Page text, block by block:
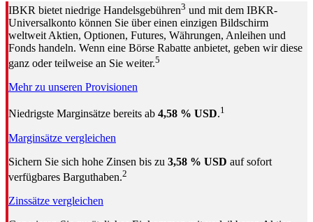
IBKR bietet niedrige Handelsgebühren3 und mit dem IBKR-
Universalkonto können Sie über einen einzigen Bildschirm
weltweit Aktien, Optionen, Futures, Währungen, Anleihen und
Fonds handeln. Wenn eine Börse Rabatte anbietet, geben wir diese
ganz oder teilweise an Sie weiter.5
Mehr zu unseren Provisionen
Niedrigste Marginsätze bereits ab 4,58 % USD.1
Marginsätze vergleichen
Sichern Sie sich hohe Zinsen bis zu 3,58 % USD auf sofort
verfügbares Barguthaben.2
Zinssätze vergleichen